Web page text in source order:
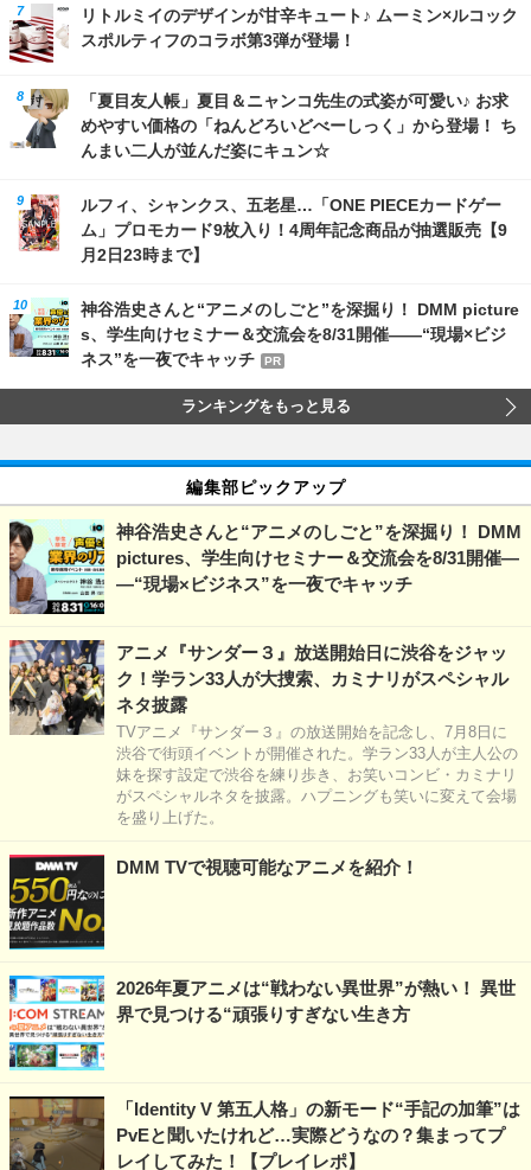
リトルミイのデザインが甘辛キュート♪ ムーミン×ルコック
スポルティフのコラボ第3弾が登場！
「夏目友人帳」夏目＆ニャンコ先生の式姿が可愛い♪ お求
めやすい価格の「ねんどろいどべーしっく」から登場！ ち
んまい二人が並んだ姿にキュン☆
ルフィ、シャンクス、五老星…「ONE PIECEカードゲー
ム」プロモカード9枚入り！4周年記念商品が抽選販売【9
月2日23時まで】
神谷浩史さんと“アニメのしごと”を深掘り！ DMM picture
s、学生向けセミナー＆交流会を8/31開催――“現場×ビジ
ネス”を一夜でキャッチ
PR
ランキングをもっと見る
編集部ピックアップ
神谷浩史さんと“アニメのしごと”を深掘り！ DMM
pictures、学生向けセミナー＆交流会を8/31開催―
―“現場×ビジネス”を一夜でキャッチ
アニメ『サンダー３』放送開始日に渋谷をジャッ
ク！学ラン33人が大捜索、カミナリがスペシャル
ネタ披露
TVアニメ『サンダー３』の放送開始を記念し、7月8日に
渋谷で街頭イベントが開催された。学ラン33人が主人公の
妹を探す設定で渋谷を練り歩き、お笑いコンビ・カミナリ
がスペシャルネタを披露。ハプニングも笑いに変えて会場
を盛り上げた。
DMM TVで視聴可能なアニメを紹介！
2026年夏アニメは“戦わない異世界”が熱い！ 異世
界で見つける“頑張りすぎない生き方
「Identity V 第五人格」の新モード“手記の加筆”は
PvEと聞いたけれど…実際どうなの？集まってプ
レイしてみた！【プレイレポ】